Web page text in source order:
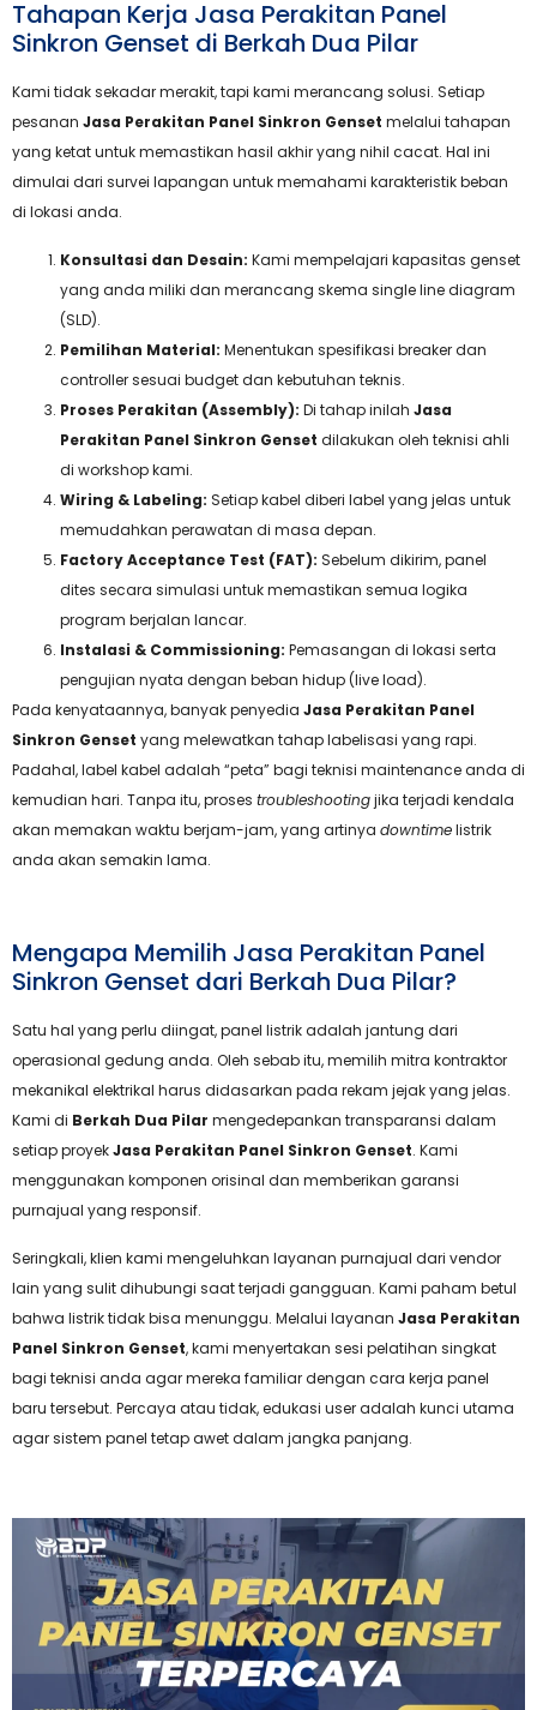
Tahapan Kerja Jasa Perakitan Panel
Sinkron Genset di Berkah Dua Pilar
Kami tidak sekadar merakit, tapi kami merancang solusi. Setiap
pesanan Jasa Perakitan Panel Sinkron Genset melalui tahapan
yang ketat untuk memastikan hasil akhir yang nihil cacat. Hal ini
dimulai dari survei lapangan untuk memahami karakteristik beban
di lokasi anda.
Konsultasi dan Desain: Kami mempelajari kapasitas genset
yang anda miliki dan merancang skema single line diagram
(SLD).
Pemilihan Material: Menentukan spesifikasi breaker dan
controller sesuai budget dan kebutuhan teknis.
Proses Perakitan (Assembly): Di tahap inilah Jasa
Perakitan Panel Sinkron Genset dilakukan oleh teknisi ahli
di workshop kami.
Wiring & Labeling: Setiap kabel diberi label yang jelas untuk
memudahkan perawatan di masa depan.
Factory Acceptance Test (FAT): Sebelum dikirim, panel
dites secara simulasi untuk memastikan semua logika
program berjalan lancar.
Instalasi & Commissioning: Pemasangan di lokasi serta
pengujian nyata dengan beban hidup (live load).
Pada kenyataannya, banyak penyedia Jasa Perakitan Panel
Sinkron Genset yang melewatkan tahap labelisasi yang rapi.
Padahal, label kabel adalah “peta” bagi teknisi maintenance anda di
kemudian hari. Tanpa itu, proses troubleshootingjika terjadi kendala
akan memakan waktu berjam-jam, yang artinya downtimelistrik
anda akan semakin lama.
Mengapa Memilih Jasa Perakitan Panel
Sinkron Genset dari Berkah Dua Pilar?
Satu hal yang perlu diingat, panel listrik adalah jantung dari
operasional gedung anda. Oleh sebab itu, memilih mitra kontraktor
mekanikal elektrikal harus didasarkan pada rekam jejak yang jelas.
Kami di Berkah Dua Pilar mengedepankan transparansi dalam
setiap proyekJasa Perakitan Panel Sinkron Genset. Kami
menggunakan komponen orisinal dan memberikan garansi
purnajual yang responsif.
Seringkali, klien kami mengeluhkan layanan purnajual dari vendor
lain yang sulit dihubungi saat terjadi gangguan. Kami paham betul
bahwa listrik tidak bisa menunggu. Melalui layanan Jasa Perakitan
Panel Sinkron Genset, kami menyertakan sesi pelatihan singkat
bagi teknisi anda agar mereka familiar dengan cara kerja panel
baru tersebut. Percaya atau tidak, edukasi user adalah kunci utama
agar sistem panel tetap awet dalam jangka panjang.